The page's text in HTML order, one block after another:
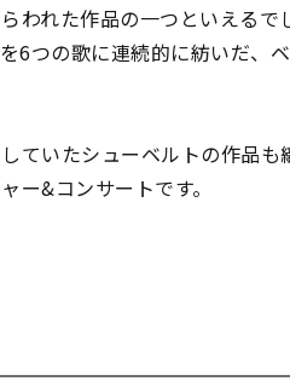
われた作品の一つといえるで
6つの歌に連続的に紡いだ、
ていたシューベルトの作品
ー&コンサートです。